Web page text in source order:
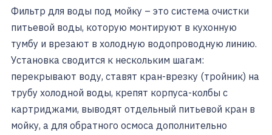
Фильтр для воды под мойку – это система очистки
питьевой воды, которую монтируют в кухонную
тумбу и врезают в холодную водопроводную линию.
Установка сводится к нескольким шагам:
перекрывают воду, ставят кран-врезку (тройник) на
трубу холодной воды, крепят корпуса-колбы с
картриджами, выводят отдельный питьевой кран в
мойку, а для обратного осмоса дополнительно